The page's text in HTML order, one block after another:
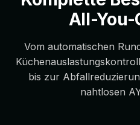
All-You-
Vom automatischen
bis zur
nahtlosen